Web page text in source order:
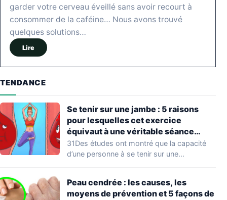
garder votre cerveau éveillé sans avoir recourt à
consommer de la caféine… Nous avons trouvé
quelques solutions…
Lire
TENDANCE
Se tenir sur une jambe : 5 raisons
pour lesquelles cet exercice
équivaut à une véritable séance
d’entraînement
31Des études ont montré que la capacité
d’une personne à se tenir sur une…
Peau cendrée : les causes, les
moyens de prévention et 5 façons de